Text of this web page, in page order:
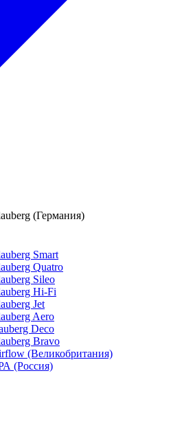
(Германия)
Smart
Quatro
Sileo
Hi-Fi
Jet
Aero
Deco
Bravo
(Великобритания)
(Россия)